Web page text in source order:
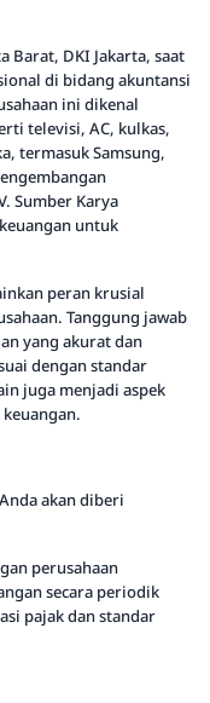
Barat, DKI Jakarta, saat
di bidang akuntansi
ini dikenal
televisi, AC, kulkas,
termasuk Samsung,
Sumber Karya
untuk
peran krusial
Tanggung jawab
yang akurat dan
dengan standar
juga menjadi aspek
akan diberi
perusahaan
secara periodik
pajak dan standar